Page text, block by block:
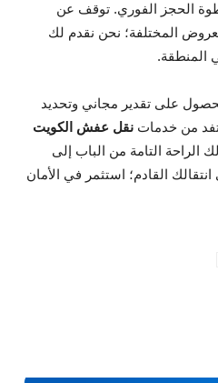
الحجز الفوري. توقف عن
المختلفة؛ نحن نقدم لك
المنطقة.
على تقدير مجاني وتحديد
من خدمات نقل عفش الكويت
الراحة التامة من الباب إلى
القادم؛ استثمر في الأمان